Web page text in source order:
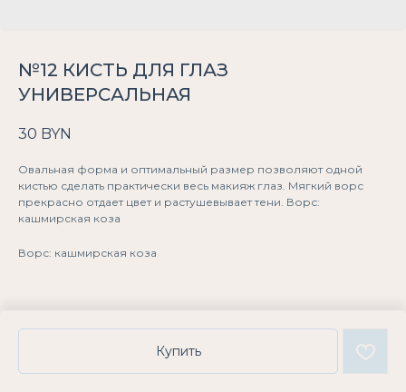
№12 КИСТЬ ДЛЯ ГЛАЗ
УНИВЕРСАЛЬНАЯ
30 BYN
Купить
Овальная форма и оптимальный размер позволяют одной
кистью сделать практически весь макияж глаз. Мягкий ворс
прекрасно отдает цвет и растушевывает тени. Ворс:
кашмирская коза
Ворс: кашмирская коза